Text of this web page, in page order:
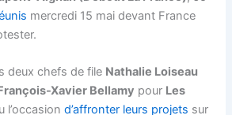
mercredi 15 mai devant France
deux chefs de file Nathalie Loiseau
Xavier Bellamy pour Les
l’occasiond’affronter leurs projets sur